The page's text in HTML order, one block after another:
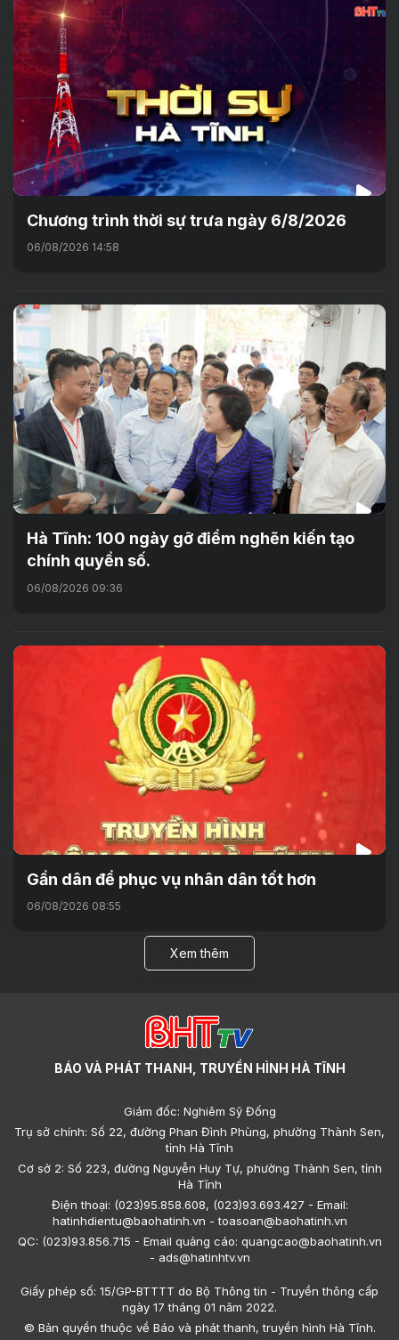
Chương trình thời sự trưa ngày 6/8/2026
06/08/2026 14:58
Hà Tĩnh: 100 ngày gỡ điểm nghẽn kiến tạo
chính quyền số.
06/08/2026 09:36
Gần dân để phục vụ nhân dân tốt hơn
06/08/2026 08:55
Xem thêm
BÁO VÀ PHÁT THANH, TRUYỀN HÌNH HÀ TĨNH
Giám đốc: Nghiêm Sỹ Đống
Trụ sở chính: Số 22, đường Phan Đình Phùng, phường Thành Sen,
tỉnh Hà Tĩnh
Cơ sở 2: Số 223, đường Nguyễn Huy Tự, phường Thành Sen, tỉnh
Hà Tĩnh
Điện thoại: (023)95.858.608, (023)93.693.427 - Email:
hatinhdientu@baohatinh.vn - toasoan@baohatinh.vn
QC: (023)93.856.715 - Email quảng cáo: quangcao@baohatinh.vn
- ads@hatinhtv.vn
Giấy phép số: 15/GP-BTTTT do Bộ Thông tin - Truyền thông cấp
ngày 17 tháng 01 năm 2022.
© Bản quyền thuộc về Báo và phát thanh, truyền hình Hà Tĩnh.